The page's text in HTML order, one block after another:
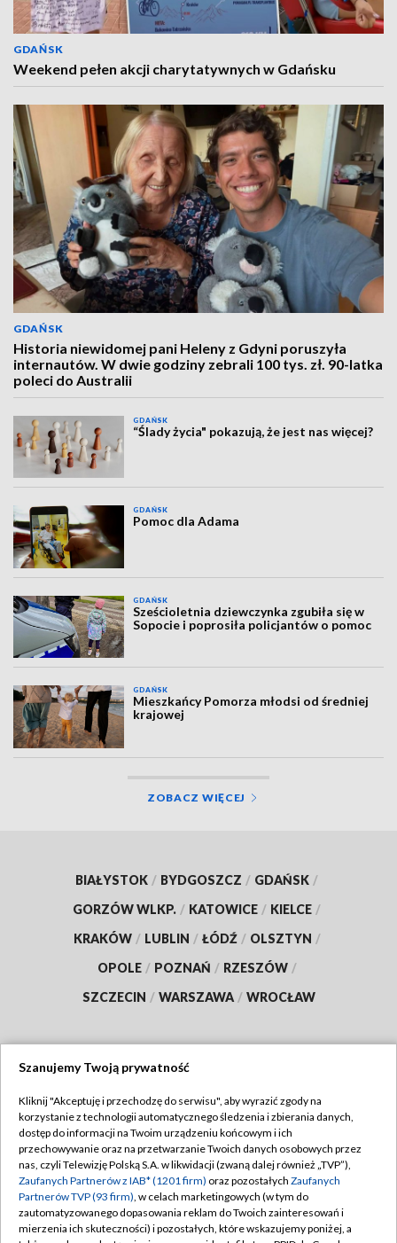
GDAŃSK
Weekend pełen akcji charytatywnych w Gdańsku
GDAŃSK
Historia niewidomej pani Heleny z Gdyni poruszyła
internautów. W dwie godziny zebrali 100 tys. zł. 90-latka
poleci do Australii
GDAŃSK
“Ślady życia" pokazują, że jest nas więcej?
GDAŃSK
Pomoc dla Adama
GDAŃSK
Sześcioletnia dziewczynka zgubiła się w
Sopocie i poprosiła policjantów o pomoc
GDAŃSK
Mieszkańcy Pomorza młodsi od średniej
krajowej
ZOBACZ WIĘCEJ
BIAŁYSTOK / BYDGOSZCZ / GDAŃSK /
GORZÓW WLKP. / KATOWICE / KIELCE /
KRAKÓW / LUBLIN / ŁÓDŹ / OLSZTYN /
OPOLE / POZNAŃ / RZESZÓW /
SZCZECIN / WARSZAWA / WROCŁAW
TVP
Abonament TVP
Emisja w TVP
Centrum informacji TVP
Naziemna Telewizja Cyfrowa
Regulamin TVP
Polityka prywatności
Moje zgody
Pomoc
Szanujemy Twoją prywatność
Kliknij "Akceptuję i przechodzę do serwisu", aby wyrazić zgody na
korzystanie z technologii automatycznego śledzenia i zbierania danych,
dostęp do informacji na Twoim urządzeniu końcowym i ich
przechowywanie oraz na przetwarzanie Twoich danych osobowych przez
nas, czyli Telewizję Polską S.A. w likwidacji (zwaną dalej również „TVP”),
Zaufanych Partnerów z IAB* (1201 firm) oraz pozostałych Zaufanych
Partnerów TVP (93 firm), w celach marketingowych (w tym do
zautomatyzowanego dopasowania reklam do Twoich zainteresowań i
mierzenia ich skuteczności) i pozostałych, które wskazujemy poniżej, a